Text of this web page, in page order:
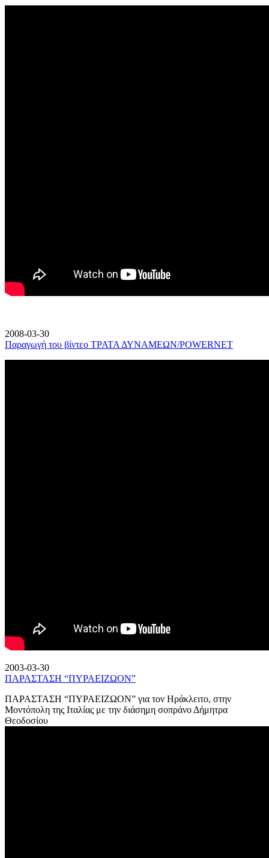
2008-03-30
Παραγωγή του βίντεο ΤΡΑΤΑ ΔΥΝΑΜΕΩΝ/POWERNET
2003-03-30
ΠΑΡΑΣΤΑΣΗ “ΠΥΡΑΕΙΖΩΟΝ”
ΠΑΡΑΣΤΑΣΗ “ΠΥΡΑΕΙΖΩΟΝ” για τον Ηράκλειτο, στην
Μοντόπολη της Ιταλίας με την διάσημη σοπράνο Δήμητρα
Θεοδοσίου